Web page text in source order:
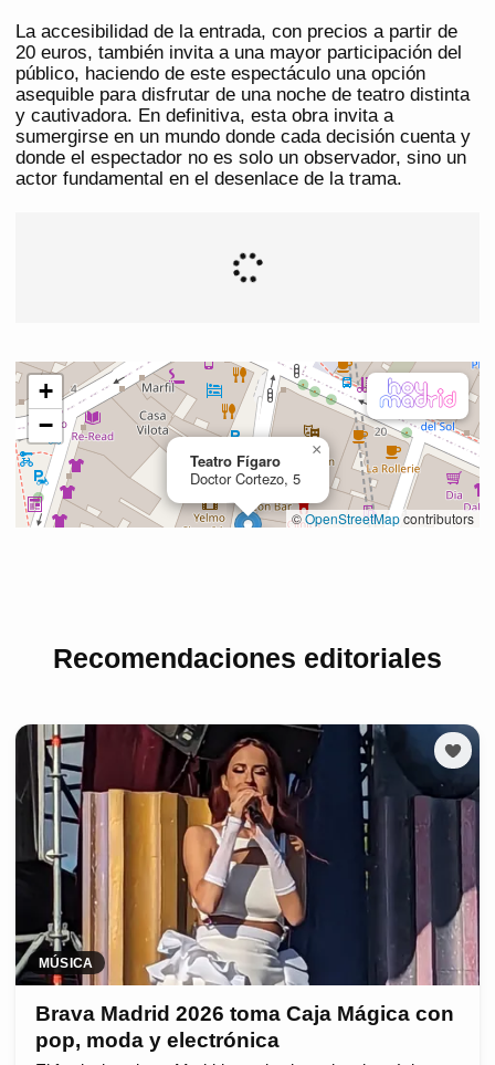
La accesibilidad de la entrada, con precios a partir de
20 euros, también invita a una mayor participación del
público, haciendo de este espectáculo una opción
asequible para disfrutar de una noche de teatro distinta
y cautivadora. En definitiva, esta obra invita a
sumergirse en un mundo donde cada decisión cuenta y
donde el espectador no es solo un observador, sino un
actor fundamental en el desenlace de la trama.
Recomendaciones editoriales
MÚSICA
Brava Madrid 2026 toma Caja Mágica con
pop, moda y electrónica